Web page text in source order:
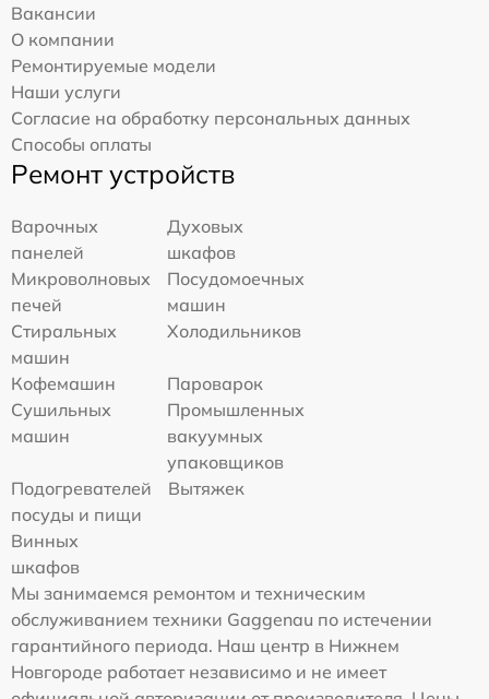
Вакансии
О компании
Ремонтируемые модели
Наши услуги
Согласие на обработку персональных данных
Способы оплаты
Ремонт устройств
Варочных
панелей
Духовых
шкафов
Микроволновых
печей
Посудомоечных
машин
Стиральных
машин
Холодильников
Кофемашин
Пароварок
Сушильных
машин
Промышленных
вакуумных
упаковщиков
Подогревателей
посуды и пищи
Вытяжек
Винных
шкафов
Мы занимаемся ремонтом и техническим
обслуживанием техники Gaggenau по истечении
гарантийного периода. Наш центр в Нижнем
Новгороде работает независимо и не имеет